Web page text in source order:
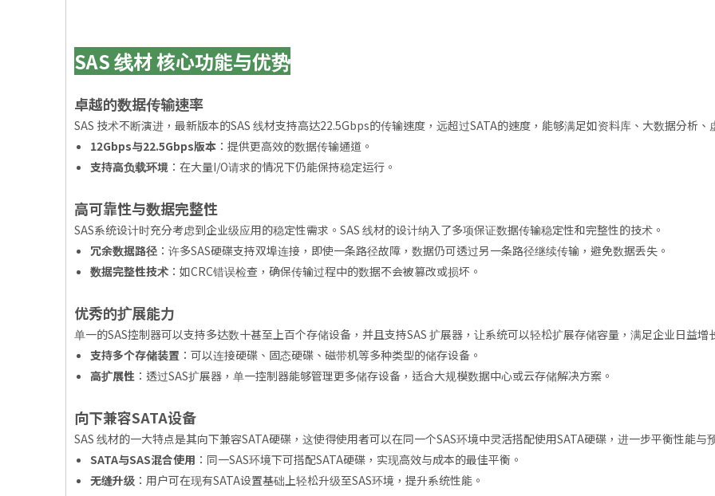
SAS 线材 核心功能与优势
卓越的数据传输速率
SAS 技术不断演进，最新版本的SAS 线材支持高达22.5Gbps的传输速度，远超过SATA的速度，能够满足如资料库、大数据分析
12Gbps与22.5Gbps版本 ：提供更高效的数据传输通道。
支持高负载环境 ：在大量I/O请求的情况下仍能保持稳定运行。
高可靠性与数据完整性
SAS系统设计时充分考虑到企业级应用的稳定性需求。SAS 线材的设计纳入了多项保证数据传输稳定性和完整性的技术。
冗余数据路径 ：许多SAS硬碟支持双埠连接，即使一条路径故障，数据仍可透过另一条路径继续传输，避免数据丢失。
数据完整性技术 ：如CRC错误检查，确保传输过程中的数据不会被篡改或损坏。
优秀的扩展能力
单一的SAS控制器可以支持多达数十甚至上百个存储设备，并且支持SAS 扩展器，让系统可以轻松扩展存储容量，满足企业日益增
支持多个存储装置 ：可以连接硬碟、固态硬碟、磁带机等多种类型的储存设备。
高扩展性 ：透过SAS扩展器，单一控制器能够管理更多储存设备，适合大规模数据中心或云存储解决方案。
向下兼容SATA设备
SAS 线材的一大特点是其向下兼容SATA硬碟，这使得使用者可以在同一个SAS环境中灵活搭配使用SATA硬碟，进一步平衡性能与
SATA与SAS混合使用 ：同一SAS环境下可搭配SATA硬碟，实现高效与成本的最佳平衡。
无缝升级 ：用户可在现有SATA设置基础上轻松升级至SAS环境，提升系统性能。